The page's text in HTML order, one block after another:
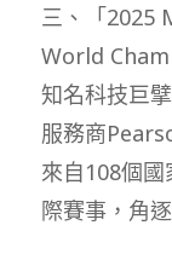
三、「2025
World
知名科技巨
服務商
來自108個
際賽事，角